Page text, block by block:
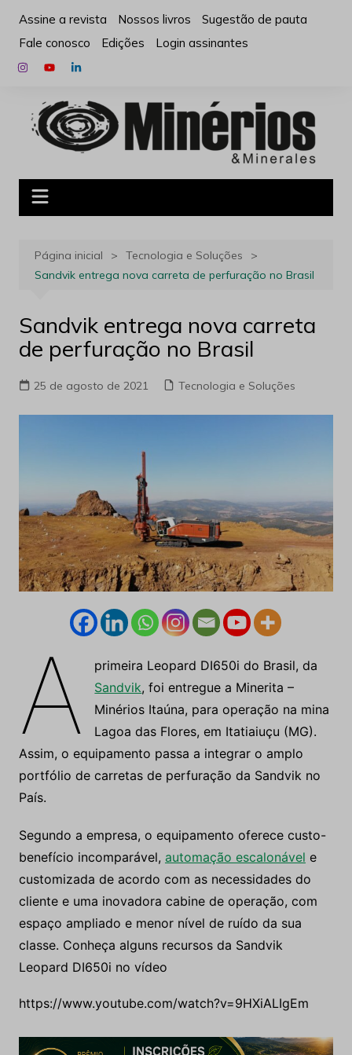
para
conteúdo
Assine a revista Nossos livros
Sugestão de pauta
Fale conosco
Edições Login assinantes
Página inicial
Tecnologia e Soluções
Sandvik entrega nova carreta de perfuração no Brasil
Sandvik entrega nova carreta
de perfuração no Brasil
25 de agosto de 2021 Tecnologia e Soluções
A
primeira Leopard DI650i do Brasil, da
Sandvik
, foi entregue a Minerita –
Minérios Itaúna, para operação na mina
Assim, o equipamento passa a integrar o amplo
portfólio de carretas de perfuração da Sandvik no
País.
Segundo a empresa, o equipamento oferece custo-
benefício incomparável,
customizada de acordo com as necessidades do
cliente e uma inovadora cabine de operação, com
espaço ampliado e menor nível de ruído da sua
Leopard DI650i no vídeo